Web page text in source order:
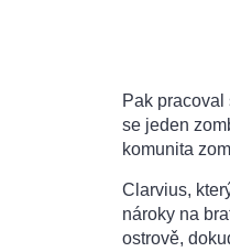
Pak pracoval
se jeden
komunita
Clarvius,
nároky na
ostrově,